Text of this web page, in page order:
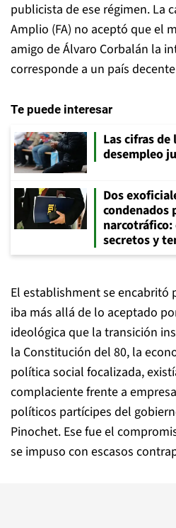
publicista de ese régimen. La
Amplio (FA) no aceptó que el
amigo de Álvaro Corbalán la
corresponde a un país
Te puede interesar
Las cifras
desempleo
Dos
condenados
narcotráfico:
secretos y
El establishment se encabritó
iba más allá de lo aceptado
ideológica que la transición
la Constitución del 80, la
política social focalizada,
complaciente frente a
políticos partícipes del
Pinochet. Ese fue el
se impuso con escasos